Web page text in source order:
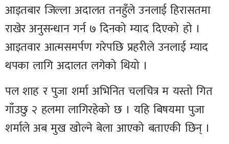
आइतबार जिल्ला अदालत तनहुँले उनलाई हिरासतमा
राखेर अनुसन्धान गर्न ७ दिनको म्याद दिएको हो ।
आइतवार आत्मसमर्पण गरेपछि प्रहरीले उनलाई म्याद
थपका लागि अदालत लगेको थियो ।
पल शाह र पुजा शर्मा अभिनित चलचित्र म यस्तो गित
गाँउछु २ हलमा लागिरहेको छ । यहि बिषयमा पुजा
शर्माले अब मुख खोल्ने बेला आएको बताएकी छिन् ।